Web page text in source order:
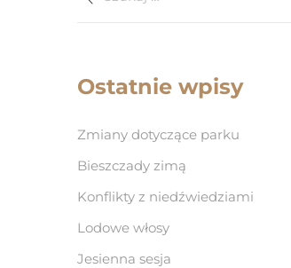
Ostatnie wpisy
Zmiany dotyczące parku
Bieszczady zimą
Konflikty z niedźwiedziami
Lodowe włosy
Jesienna sesja